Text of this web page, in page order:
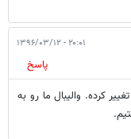
۲۰:۰۱ - ۱۳۹۶/۰۳/۱۲
پاسخ
کرده. والیبال ما رو به